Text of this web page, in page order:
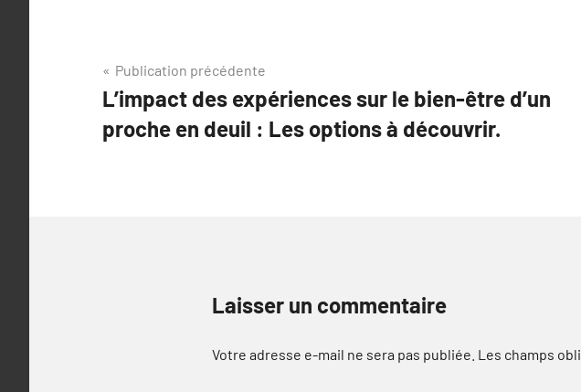
Navigation
de
l’article
Publication précédente
L’impact des expériences sur le bien-être d’un
proche en deuil : Les options à découvrir.
Laisser un commentaire
Votre adresse e-mail ne sera pas publiée. Les champs